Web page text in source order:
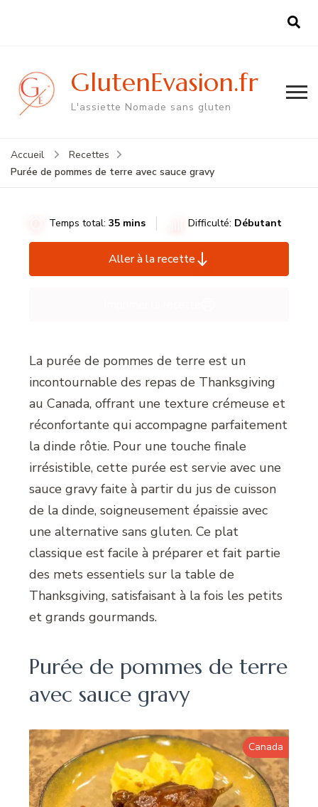
GlutenEvasion.fr
L'assiette Nomade sans gluten
Accueil
Recettes
Purée de pommes de terre avec sauce gravy
Temps total:35 mins Difficulté: Débutant
Aller à la recette
La purée de pommes de terre est un
incontournable des repas de Thanksgiving
au Canada, offrant une texture crémeuse et
réconfortante qui accompagne parfaitement
la dinde rôtie. Pour une touche finale
irrésistible, cette purée est servie avec une
sauce gravy faite à partir du jus de cuisson
de la dinde, soigneusement épaissie avec
une alternative sans gluten. Ce plat
classique est facile à préparer et fait partie
des mets essentiels sur la table de
Thanksgiving, satisfaisant à la fois les petits
et grands gourmands.
Purée de pommes de terre
avec sauce gravy
Canada